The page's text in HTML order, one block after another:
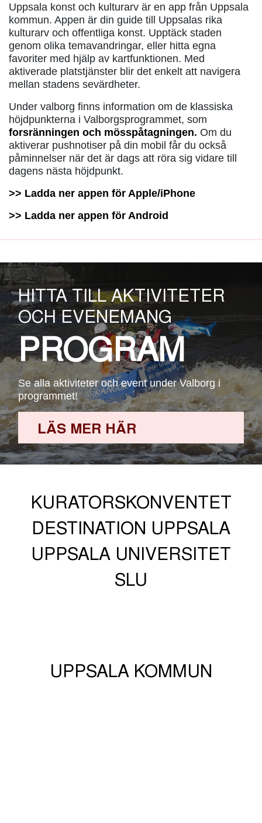
Uppsala konst och kulturarv är en app från Uppsala
kommun. Appen är din guide till Uppsalas rika
kulturarv och offentliga konst. Upptäck staden
genom olika temavandringar, eller hitta egna
favoriter med hjälp av kartfunktionen. Med
aktiverade platstjänster blir det enkelt att navigera
mellan stadens sevärdheter.
Under valborg finns information om de klassiska
höjdpunkterna i Valborgsprogrammet, som
forsränningen och mösspåtagningen. Om du
aktiverar pushnotiser på din mobil får du också
påminnelser när det är dags att röra sig vidare till
dagens nästa höjdpunkt.
>> Ladda ner appen för Apple/iPhone
>> Ladda ner appen för Android
HITTA TILL AKTIVITETER
OCH EVENEMANG
PROGRAM
Se alla aktiviteter och event under Valborg i
programmet!
LÄS MER HÄR
KURATORSKONVENTET
DESTINATION UPPSALA
UPPSALA UNIVERSITET
SLU
UPPSALA KOMMUN